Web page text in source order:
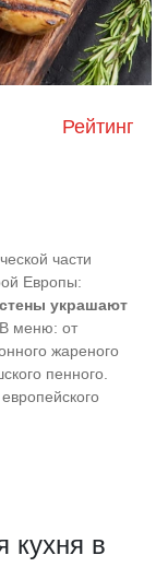
Рейтинг
части
Европы:
украшают
. В меню: от
жареного
пенного.
кухня в